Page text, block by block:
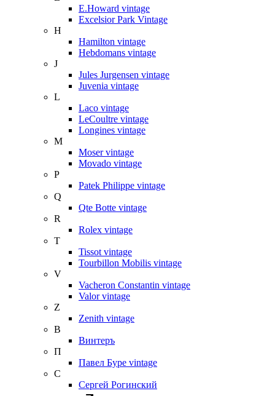
E.Howard vintage
Excelsior Park Vintage
H
Hamilton vintage
Hebdomans vintage
J
Jules Jurgensen vintage
Juvenia vintage
L
Laco vintage
LeCoultre vintage
Longines vintage
M
Moser vintage
Movado vintage
P
Patek Philippe vintage
Q
Qte Botte vintage
R
Rolex vintage
T
Tissot vintage
Tourbillon Mobilis vintage
V
Vacheron Constantin vintage
Valor vintage
Z
Zenith vintage
В
Винтеръ
П
Павел Буре vintage
С
Сергей Рогинский